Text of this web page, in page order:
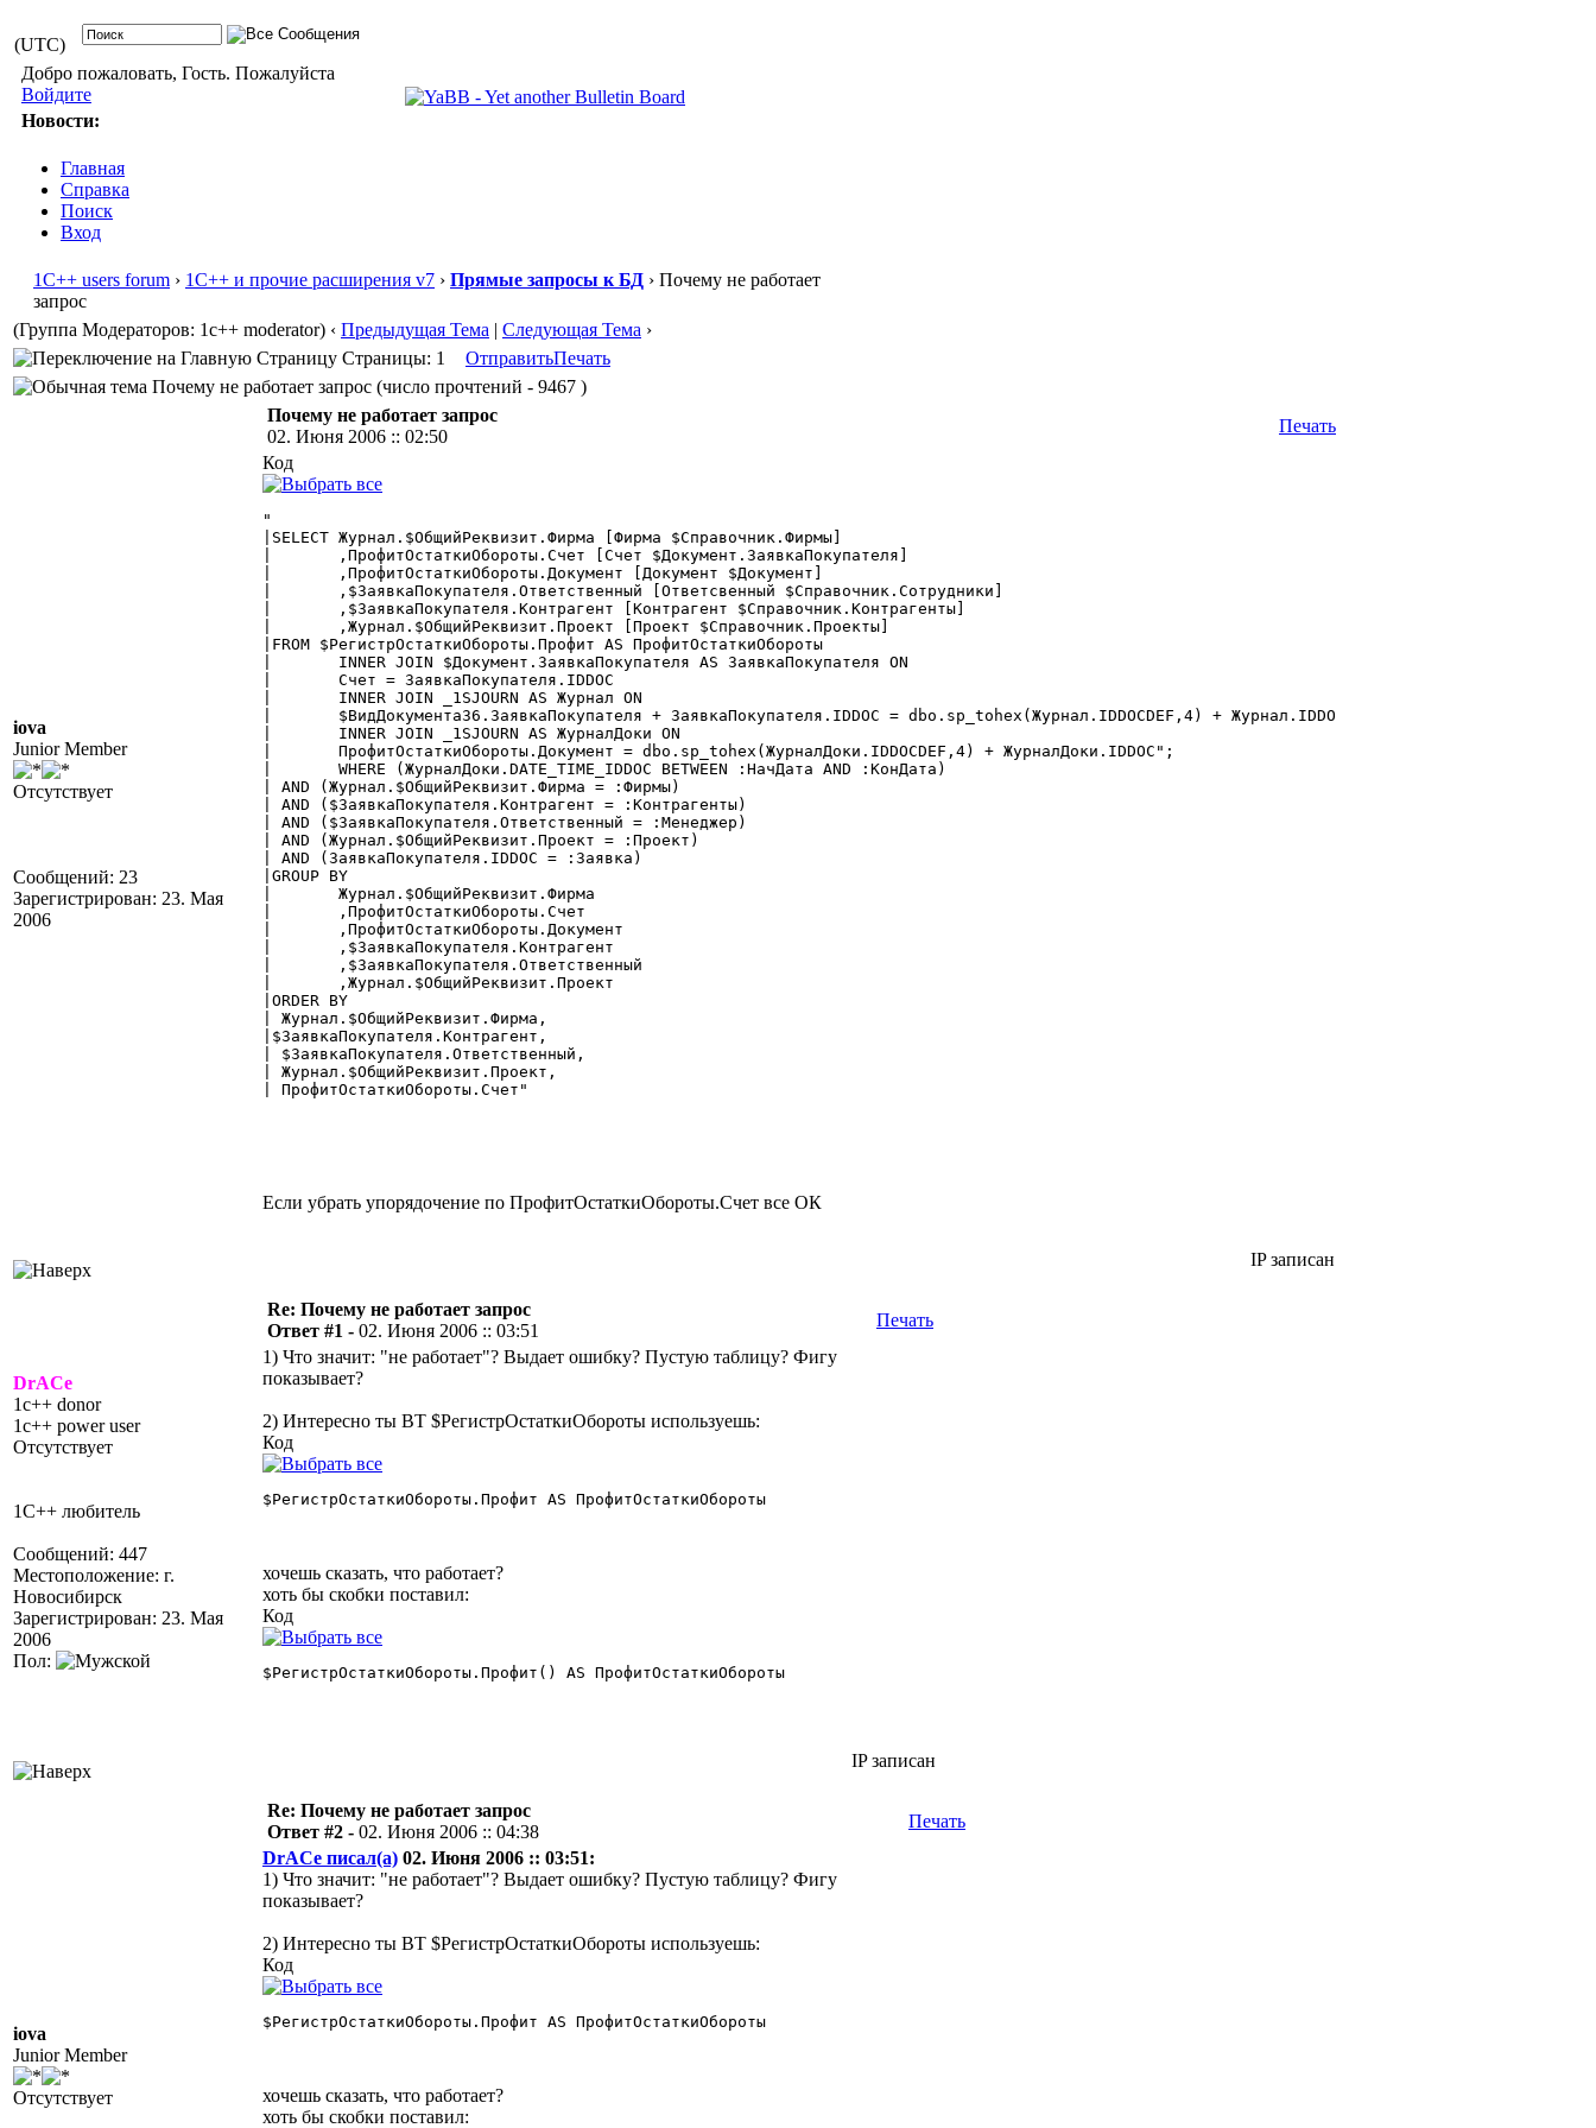
(UTC)
Добро пожаловать, Гость. Пожалуйста
Войдите
Новости:
Главная
Справка
Поиск
Вход
1С++ users forum › 1С++ и прочие расширения v7 › Прямые запросы к БД › Почему не работает
запрос
(Группа Модераторов: 1c++ moderator) ‹ Предыдущая Тема | Следующая Тема ›
Страницы: 1
ОтправитьПечать
Почему не работает запрос (число прочтений - 9467 )
iova
Junior Member
Отсутствует
Сообщений: 23
Зарегистрирован: 23. Мая
2006
Почему не работает запрос
02. Июня 2006 :: 02:50
Печать
Код
"
|SELECT Журнал.$ОбщийРеквизит.Фирма [Фирма $Справочник.Фирмы]
|FROM $РегистрОстаткиОбороты.Профит AS ПрофитОстаткиОбороты
| AND (Журнал.$ОбщийРеквизит.Фирма = :Фирмы)
| AND ($ЗаявкаПокупателя.Контрагент = :Контрагенты)
| AND ($ЗаявкаПокупателя.Ответственный = :Менеджер)
| AND (Журнал.$ОбщийРеквизит.Проект = :Проект)
| AND (ЗаявкаПокупателя.IDDOC = :Заявка)
|GROUP BY
|ORDER BY
| Журнал.$ОбщийРеквизит.Фирма,
|$ЗаявкаПокупателя.Контрагент,
| $ЗаявкаПокупателя.Ответственный,
| Журнал.$ОбщийРеквизит.Проект,
| ПрофитОстаткиОбороты.Счет"
Если убрать упорядочение по ПрофитОстаткиОбороты.Счет все ОК
IP записан
DrACe
1c++ donor
1c++ power user
Отсутствует
1С++ любитель
Сообщений: 447
Местоположение: г.
Новосибирск
Зарегистрирован: 23. Мая
2006
Пол:
Re: Почему не работает запрос
Ответ #1 - 02. Июня 2006 :: 03:51
Печать
1) Что значит: "не работает"? Выдает ошибку? Пустую таблицу? Фигу
показывает?
2) Интересно ты ВТ $РегистрОстаткиОбороты используешь:
Код
$РегистрОстаткиОбороты.Профит AS ПрофитОстаткиОбороты
хочешь сказать, что работает?
хоть бы скобки поставил:
Код
$РегистрОстаткиОбороты.Профит() AS ПрофитОстаткиОбороты
IP записан
iova
Junior Member
Отсутствует
Re: Почему не работает запрос
Ответ #2 - 02. Июня 2006 :: 04:38
Печать
DrACe писал(а) 02. Июня 2006 :: 03:51:
1) Что значит: "не работает"? Выдает ошибку? Пустую таблицу? Фигу
показывает?
2) Интересно ты ВТ $РегистрОстаткиОбороты используешь:
Код
$РегистрОстаткиОбороты.Профит AS ПрофитОстаткиОбороты
хочешь сказать, что работает?
хоть бы скобки поставил: